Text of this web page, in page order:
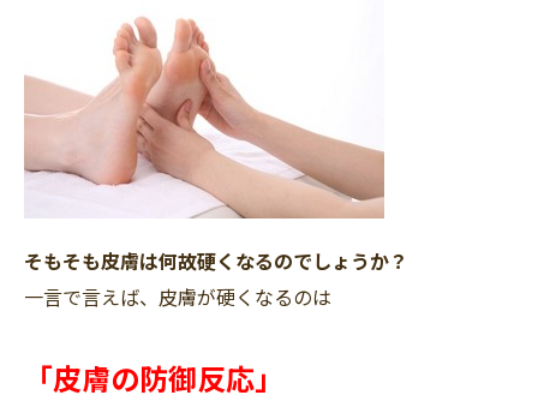
そもそも皮膚は何故硬くなるのでしょうか？
一言で言えば、皮膚が硬くなるのは
「皮膚の防御反応」